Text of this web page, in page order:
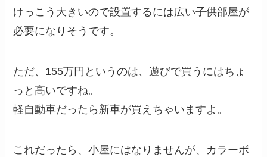
けっこう大きいので設置するには広い子供部屋が
必要になりそうです。
ただ、155万円というのは、遊びで買うにはちょ
っと高いですね。
軽自動車だったら新車が買えちゃいますよ。
これだったら、小屋にはなりませんが、カラーボ